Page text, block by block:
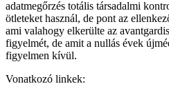
adatmegőrzés totális társadalmi
ötleteket használ, de pont az
ami valahogy elkerülte az
figyelmét, de amit a nullás évek
figyelmen kívül.
Vonatkozó linkek: